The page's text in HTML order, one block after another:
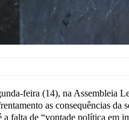
feira (14), na Assembleia
as consequências
falta de “vontade política em